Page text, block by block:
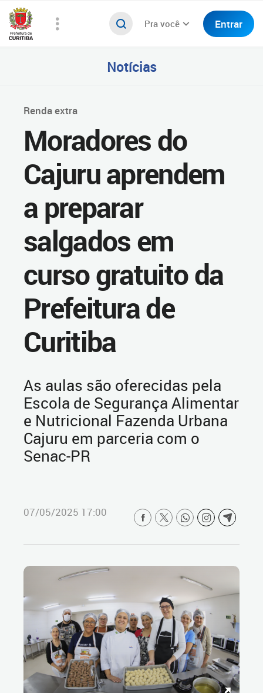
Pra você Entrar
Notícias
Renda extra
Moradores do
Cajuru aprendem
a preparar
salgados em
curso gratuito da
Prefeitura de
Curitiba
As aulas são oferecidas pela
Escola de Segurança Alimentar
e Nutricional Fazenda Urbana
Cajuru em parceria com o
Senac-PR
07/05/2025 17:00